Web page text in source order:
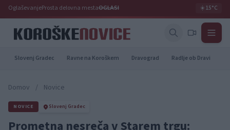
OglaševanjeProsta delovna mestaOGLASI ☀️15°C
Slovenj Gradec Ravne na Koroškem Dravograd Radlje ob Dravi
Domov / Novice
NOVICE Slovenj Gradec
Prometna nesreča v Starem trgu: